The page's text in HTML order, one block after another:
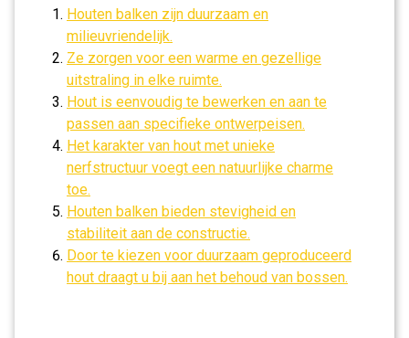
Houten balken zijn duurzaam en
milieuvriendelijk.
Ze zorgen voor een warme en gezellige
uitstraling in elke ruimte.
Hout is eenvoudig te bewerken en aan te
passen aan specifieke ontwerpeisen.
Het karakter van hout met unieke
nerfstructuur voegt een natuurlijke charme
toe.
Houten balken bieden stevigheid en
stabiliteit aan de constructie.
Door te kiezen voor duurzaam geproduceerd
hout draagt u bij aan het behoud van bossen.